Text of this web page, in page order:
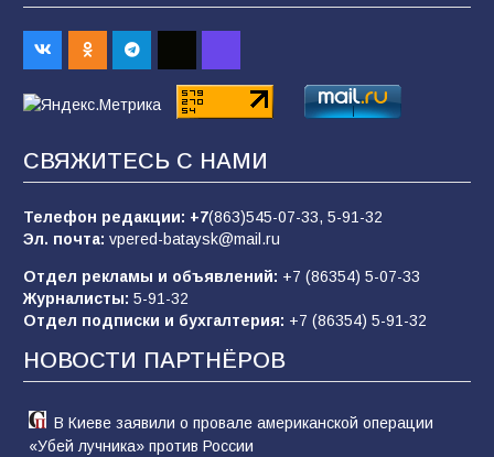
«Пургу нести — не поля переходить»: почему
заявления о мобилизации — это
пропагандистский вброс
01.08.2026
Будет ли мобилизация в России в 2026 году
81 06.08.2026
«Слухами Москву не возьмёшь»: почему
заявления Киева о мобилизации — это
отчаяние, а не разведка
81 02.08.2026
СВЯЖИТЕСЬ С НАМИ
Телефон редакции: +7(863)545-07-33, 5-91-32
Эл. почта: vpered-bataysk@mail.ru
Отдел рекламы и объявлений: +7 (86354) 5-07-33
Журналисты: 5-91-32
Отдел подписки и бухгалтерия: +7 (86354) 5-91-32
НОВОСТИ ПАРТНЁРОВ
В Киеве заявили о провале американской операции
«Убей лучника» против России